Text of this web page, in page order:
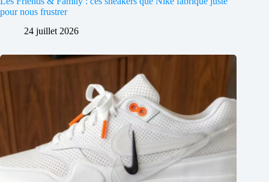
pour nous frustrer
24 juillet 2026